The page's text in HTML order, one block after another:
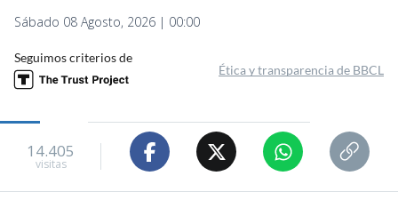
Sábado 08 Agosto, 2026 | 00:00
Seguimos criterios de
Ética y transparencia de BBCL
14.405
visitas